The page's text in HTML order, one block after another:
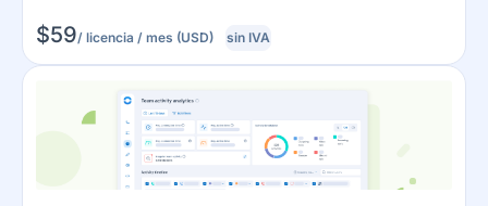
$59/ licencia / mes (USD) sin IVA